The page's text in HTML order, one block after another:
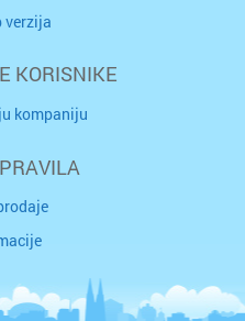
verzija
KORISNIKE
kompaniju